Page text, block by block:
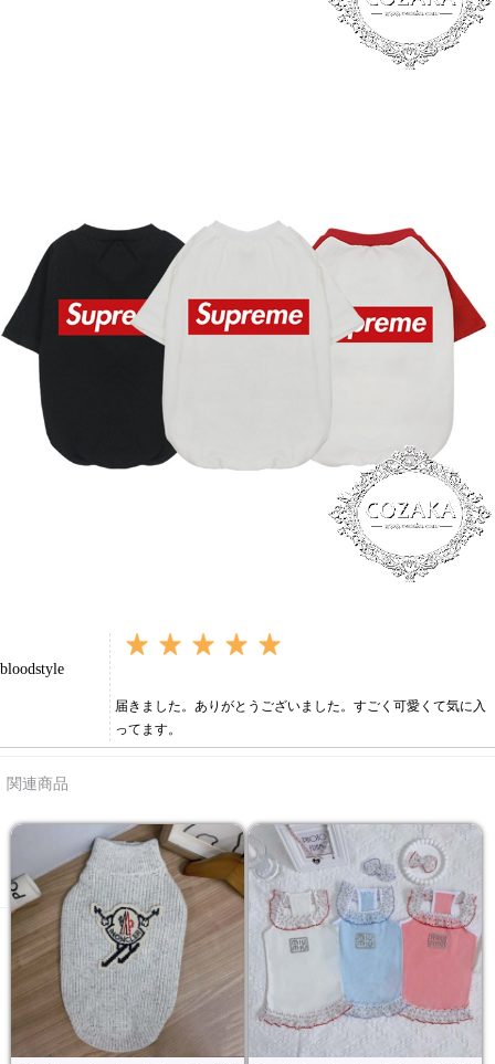
bloodstyle
届きました。ありがとうございました。すごく可愛くて気に入
ってます。
関連商品